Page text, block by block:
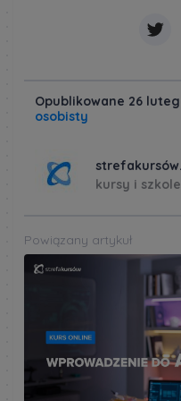
Opublikowane 26
osobisty
kursy i
Powiązany artykuł